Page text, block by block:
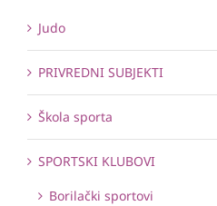
Judo
PRIVREDNI SUBJEKTI
Škola sporta
SPORTSKI KLUBOVI
Borilački sportovi